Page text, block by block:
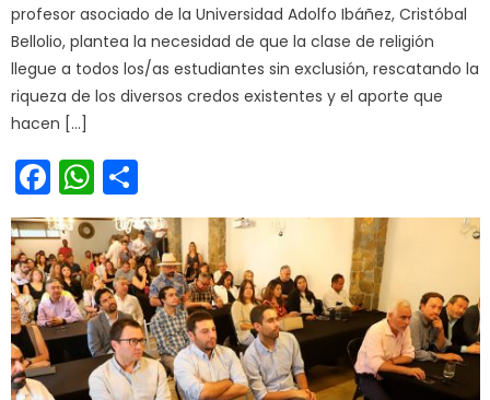
profesor asociado de la Universidad Adolfo Ibáñez, Cristóbal
Bellolio, plantea la necesidad de que la clase de religión
llegue a todos los/as estudiantes sin exclusión, rescatando la
riqueza de los diversos credos existentes y el aporte que
hacen […]
Facebook
WhatsApp